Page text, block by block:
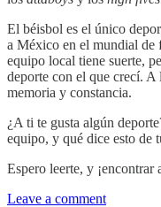
El béisbol es el único
a México en el mundial de
equipo local tiene suerte,
deporte con el que crecí. A
memoria y constancia.
¿A ti te gusta algún
equipo, y qué dice esto de
Espero leerte, y ¡encontrar
Leave a comment